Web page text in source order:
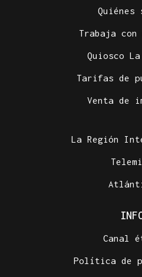
Quiénes
Trabaja con
Quiosco
Tarifas de
Venta de
La Región
Canal
Política de